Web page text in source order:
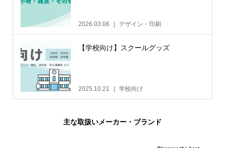
2026.03.06 デザイン・印刷
【学校向け】スクールグッズ
2025.10.21 学校向け
主な取扱いメーカー・ブランド